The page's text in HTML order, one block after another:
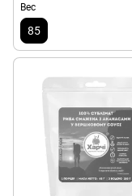
Вес
85